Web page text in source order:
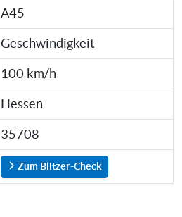
A45
Geschwindigkeit
100 km/h
Hessen
35708
Zum Blitzer-Check